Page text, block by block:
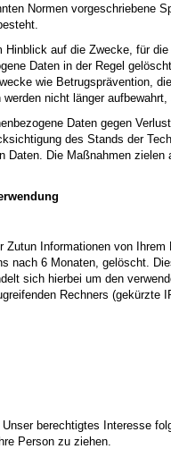
Normen vorgeschriebene
auf die Zwecke, für
Daten in der Regel
wie Betrugsprävention,
nicht länger
Daten gegen
des Stands der
Die Maßnahmen zielen
Zutun Informationen von
nach 6 Monaten, gelöscht.
sich hierbei um den
Rechners (gekürzte
berechtigtes Interesse
Person zu ziehen.